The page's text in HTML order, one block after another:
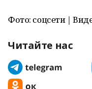
Фото: соцсети |
Читайте нас